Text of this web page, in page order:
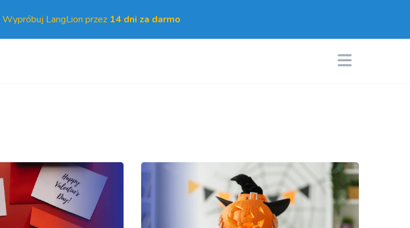
Wypróbuj LangLion przez 14 dni za darmo